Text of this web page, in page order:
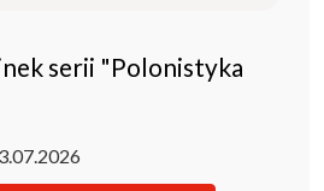
serii "Polonistyka